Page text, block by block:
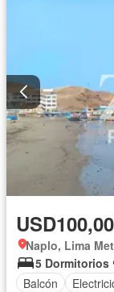
Naplo, Lima
5 Dormitorios
Balcón